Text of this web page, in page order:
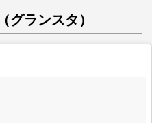
ランスタ）